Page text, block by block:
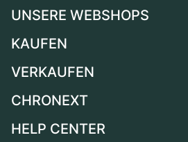
UNSERE WEBSHOPS
Deutschland
Schweiz
Frankreich
KAUFEN
Alle Luxusuhren
Independent Brands
VERKAUFEN
Uhr verkaufen
CHRONEXT
Über uns
HELP CENTER